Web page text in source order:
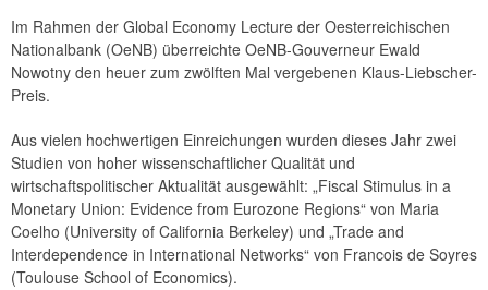
Im Rahmen der Global Economy Lecture der Oesterreichischen
Nationalbank (OeNB) überreichte OeNB-Gouverneur Ewald
Nowotny den heuer zum zwölften Mal vergebenen Klaus-Liebscher-
Preis.
Aus vielen hochwertigen Einreichungen wurden dieses Jahr zwei
Studien von hoher wissenschaftlicher Qualität und
wirtschaftspolitischer Aktualität ausgewählt: „Fiscal Stimulus in a
Monetary Union: Evidence from Eurozone Regions“ von Maria
Coelho (University of California Berkeley) und „Trade and
Interdependence in International Networks“ von Francois de Soyres
(Toulouse School of Economics).